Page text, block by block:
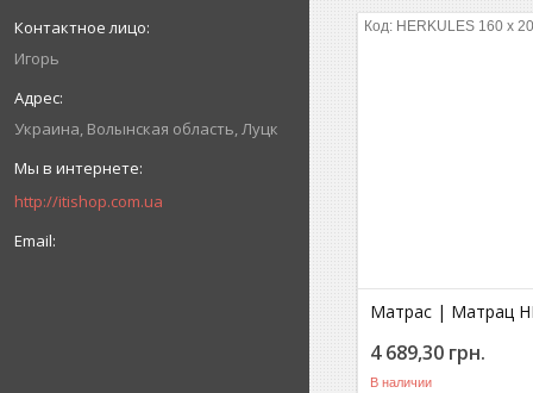
Игорь
Украина Волынская область Луцк
http://itishop.com.ua
HERKULES 160 x
Матрас | Матрац
4 689,30 грн.
В наличии